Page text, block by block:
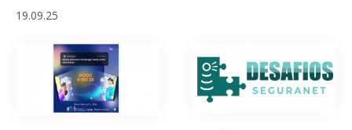
19.09.25